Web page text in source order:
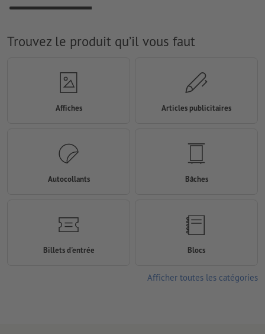
Trouvez le produit qu’il vous faut
Affiches Articles publicitaires
Autocollants Bâches
Billets d'entrée Blocs
Afficher toutes les catégories